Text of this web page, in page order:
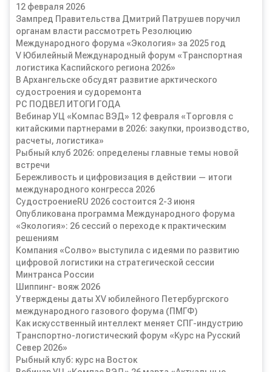
12 февраля 2026
Зампред Правительства Дмитрий Патрушев поручил
органам власти рассмотреть Резолюцию
Международного форума «Экология» за 2025 год
V Юбилейный Международный форум «Транспортная
логистика Каспийского региона 2026»
В Архангельске обсудят развитие арктического
судостроения и судоремонта
РС ПОДВЕЛ ИТОГИ ГОДА
Вебинар УЦ «Компас ВЭД» 12 февраля «Торговля с
китайскими партнерами в 2026: закупки, производство,
расчеты, логистика»
Рыбный клуб 2026: определены главные темы новой
встречи
Бережливость и цифровизация в действии — итоги
международного конгресса 2026
СудостроениеRU 2026 состоится 2-3 июня
Опубликована программа Международного форума
«Экология»: 26 сессий о переходе к практическим
решениям
Компания «Солво» выступила с идеями по развитию
цифровой логистики на стратегической сессии
Минтранса России
Шиппинг- вояж 2026
Утверждены даты XV юбилейного Петербургского
международного газового форума (ПМГФ)
Как искусственный интеллект меняет СПГ-индустрию
Транспортно-логистический форум «Курс на Русский
Север 2026»
Рыбный клуб: курс на Восток